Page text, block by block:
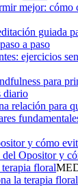
guiada
a paso
para
diario
del Opositor y
la terapia floral